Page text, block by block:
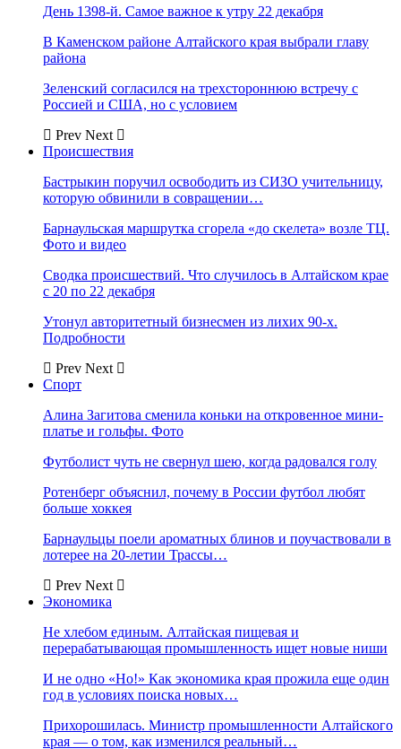
День 1398-й. Самое важное к утру 22 декабря
В Каменском районе Алтайского края выбрали главу
района
Зеленский согласился на трехстороннюю встречу с
Россией и США, но с условием
Prev Next
Происшествия
Бастрыкин поручил освободить из СИЗО учительницу,
которую обвинили в совращении…
Барнаульская маршрутка сгорела «до скелета» возле ТЦ.
Фото и видео
Сводка происшествий. Что случилось в Алтайском крае
с 20 по 22 декабря
Утонул авторитетный бизнесмен из лихих 90-х.
Подробности
Prev Next
Спорт
Алина Загитова сменила коньки на откровенное мини-
платье и гольфы. Фото
Футболист чуть не свернул шею, когда радовался голу
Ротенберг объяснил, почему в России футбол любят
больше хоккея
Барнаульцы поели ароматных блинов и поучаствовали в
лотерее на 20-летии Трассы…
Prev Next
Экономика
Не хлебом единым. Алтайская пищевая и
перерабатывающая промышленность ищет новые ниши
И не одно «Но!» Как экономика края прожила еще один
год в условиях поиска новых…
Прихорошилась. Министр промышленности Алтайского
края — о том, как изменился реальный…